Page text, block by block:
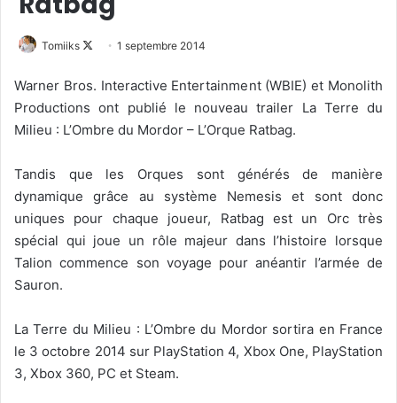
Tomiiks
Follow
X
1 septembre 2014
Warner Bros. Interactive Entertainment (WBIE) et Monolith
Productions ont publié le nouveau trailer La Terre du
Milieu : L’Ombre du Mordor – L’Orque Ratbag.
Tandis que les Orques sont générés de manière
dynamique grâce au système Nemesis et sont donc
uniques pour chaque joueur, Ratbag est un Orc très
spécial qui joue un rôle majeur dans l’histoire lorsque
Talion commence son voyage pour anéantir l’armée de
Sauron.
La Terre du Milieu : L’Ombre du Mordor sortira en France
le 3 octobre 2014 sur PlayStation 4, Xbox One, PlayStation
3, Xbox 360, PC et Steam.